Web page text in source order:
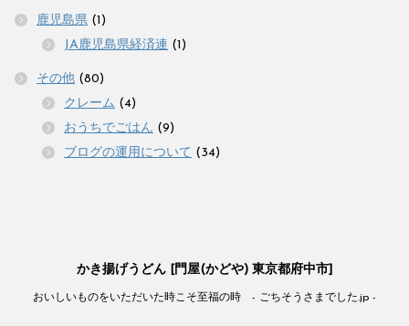
鹿児島県 (1)
JA鹿児島県経済連 (1)
その他 (80)
クレーム (4)
おうちでごはん (9)
ブログの運用について (34)
かき揚げうどん [門屋(かどや) 東京都府中市]
おいしいものをいただいた時こそ至福の時 - ごちそうさまでした.jp -